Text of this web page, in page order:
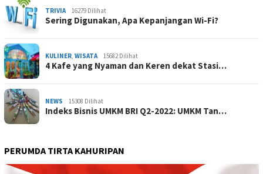
TRIVIA 16279 Dilihat
Sering Digunakan, Apa Kepanjangan Wi-Fi?
KULINER, WISATA 15682 Dilihat
4 Kafe yang Nyaman dan Keren dekat Stasi…
NEWS 15308 Dilihat
Indeks Bisnis UMKM BRI Q2-2022: UMKM Tan…
PERUMDA TIRTA KAHURIPAN